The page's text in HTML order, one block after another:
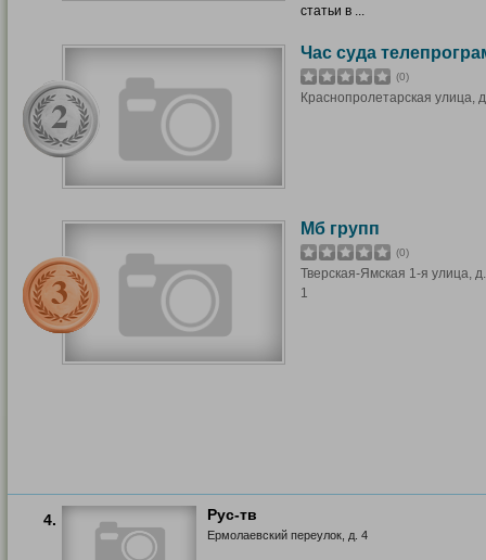
статьи в ...
Час суда
(0)
Краснопролетарская улица,
Мб групп
(0)
Тверская-Ямская 1-я улица,
1
4. Рус-тв
Ермолаевский переулок, д. 4